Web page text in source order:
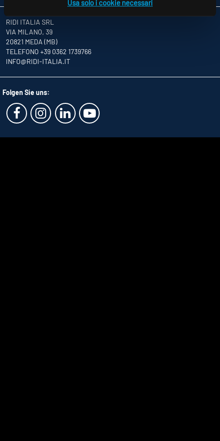
Usa solo i cookie necessari
RIDI ITALIA SRL
VIA MILANO, 39
20821 MEDA (MB)
TELEFONO +39 0362 1739766
INFO@RIDI-ITALIA.IT
Folgen Sie uns: